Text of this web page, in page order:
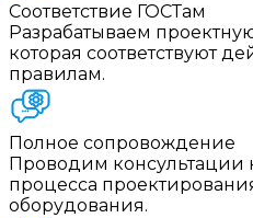
Соответствие ГОСТам
Разрабатываем
которая соответствуют
правилам.
Полное сопровождение
Проводим консультации
процесса
оборудования.